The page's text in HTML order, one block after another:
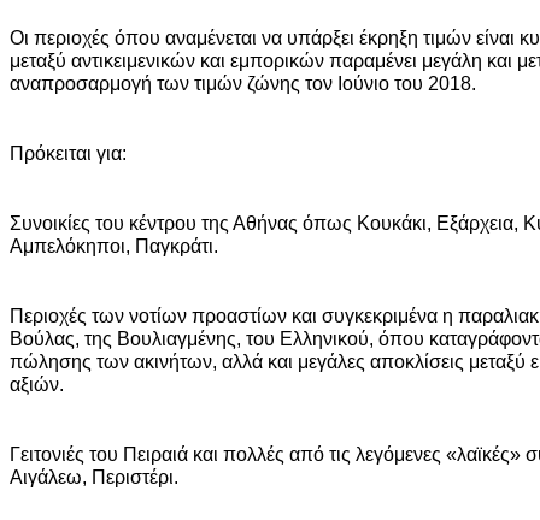
Οι περιοχές όπου αναμένεται να υπάρξει έκρηξη τιμών είναι
μεταξύ αντικειμενικών και εμπορικών παραμένει μεγάλη και
αναπροσαρμογή των τιμών ζώνης τον Ιούνιο του 2018.
Πρόκειται για:
Συνοικίες του κέντρου της Αθήνας όπως Κουκάκι, Εξάρχεια,
Αμπελόκηποι, Παγκράτι.
Περιοχές των νοτίων προαστίων και συγκεκριμένα η
Βούλας, της Βουλιαγμένης, του Ελληνικού, όπου
πώλησης των ακινήτων, αλλά και μεγάλες αποκλίσεις μεταξύ
αξιών.
Γειτονιές του Πειραιά και πολλές από τις λεγόμενες «λαϊκές»
Αιγάλεω, Περιστέρι.